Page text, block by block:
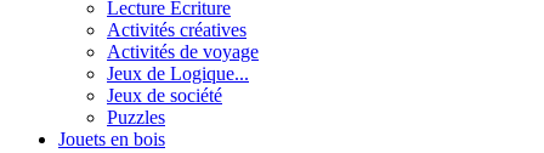
Lecture Écriture
Activités créatives
Activités de voyage
Jeux de Logique...
Jeux de société
Puzzles
Jouets en bois